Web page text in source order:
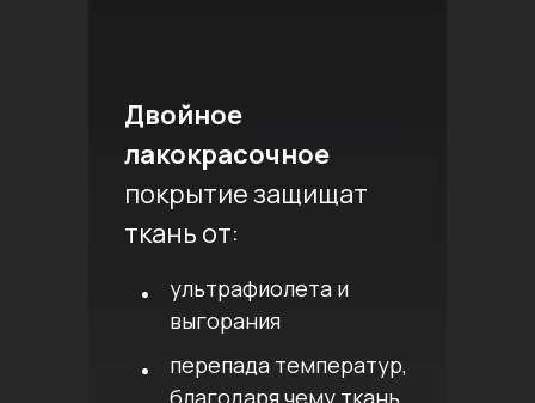
Двойное
лакокрасочное
покрытие защищат
ткань от:
ультрафиолета и
выгорания
перепада температур,
благодаря чему ткань